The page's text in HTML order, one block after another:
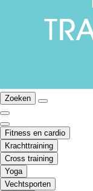
Zoeken
Fitness en cardio
Krachttraining
Cross training
Yoga
Vechtsporten